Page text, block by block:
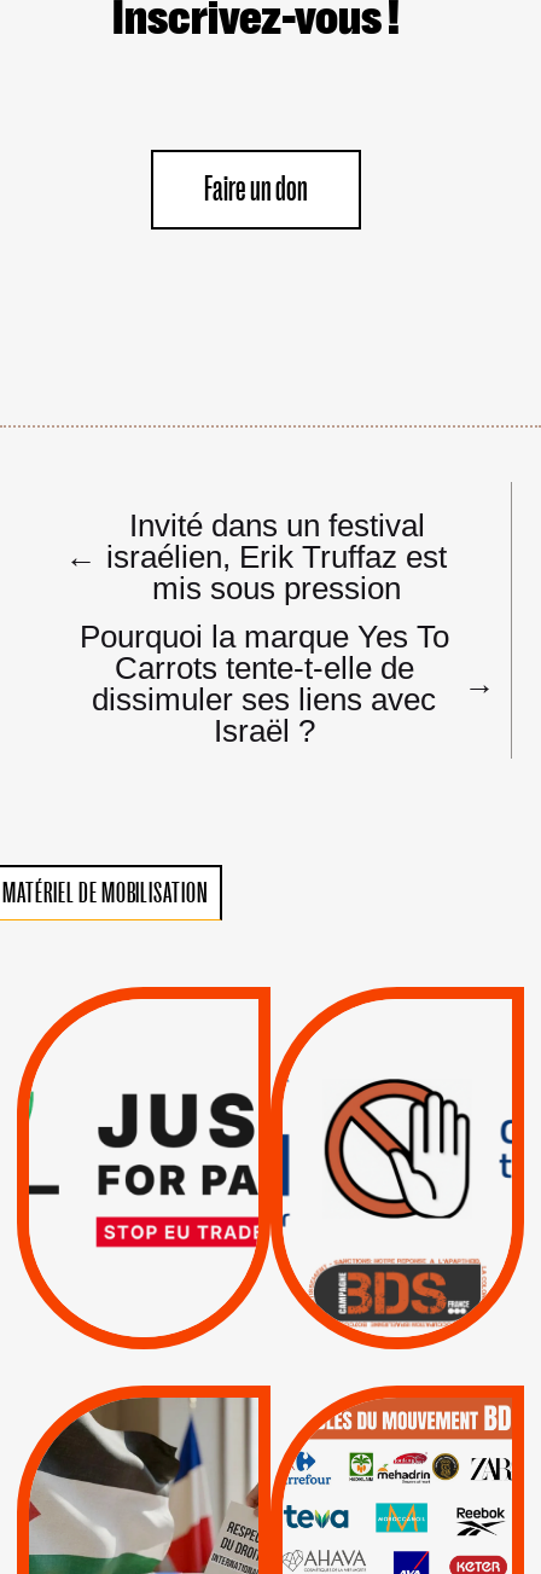
Inscrivez-vous !
Faire un don
Navigation
l’article
←
Invité dans un festival
israélien, Erik Truffaz est
mis sous pression
Pourquoi la marque Yes To
Carrots tente-t-elle de
dissimuler ses liens avec
Israël ?
→
MATÉRIEL DE MOBILISATION
VIOLATIONS DES
SUSPENSION
TOTALE DE
L’ACCORD
D’ASSOCIATION UE-
ISRAËL
| Actus Pétitions
RESPECT DU DROIT
INTERNATIONAL ?
TRUMP, MACRON :
MÊME COMBAT
| Actus |
| Boycott militaire |
Lettres d'interpellation
MUNICIPALES 2026 :
JE VOTE POUR LE
RESPECT DU DROIT
INTERNATIONAL EN
PALESTINE
QUE BOYCOTTER ?
BOYCOTT /
AXA BNP | CAF |
Carrefour | HP |